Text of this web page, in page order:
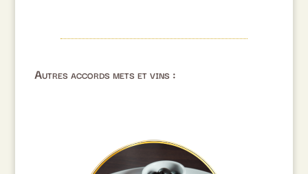
Autres accords mets et vins :